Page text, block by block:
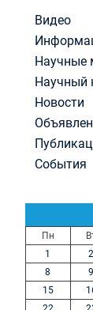
Видео
Научные
Научный
Новости
События
Пн
1
2
8
9
15